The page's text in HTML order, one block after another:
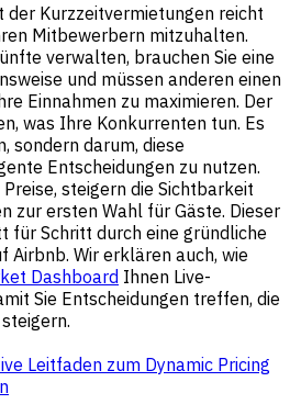
der Kurzzeitvermietungen reicht
Mitbewerbern mitzuhalten.
verwalten, brauchen Sie eine
und müssen anderen einen
Einnahmen zu maximieren. Der
was Ihre Konkurrenten tun. Es
sondern darum, diese
Entscheidungen zu nutzen.
steigern die Sichtbarkeit
zur ersten Wahl für Gäste. Dieser
für Schritt durch eine gründliche
Wir erklären auch, wie
Dashboard Ihnen Live-
Sie Entscheidungen treffen, die
Leitfaden zum Dynamic Pricing